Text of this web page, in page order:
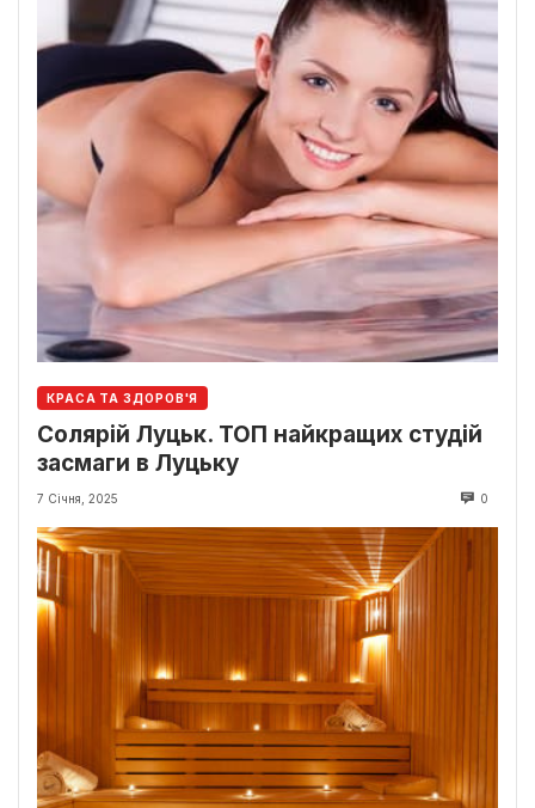
КРАСА ТА ЗДОРОВ'Я
Солярій Луцьк. ТОП найкращих студій
засмаги в Луцьку
7 Січня, 2025 0